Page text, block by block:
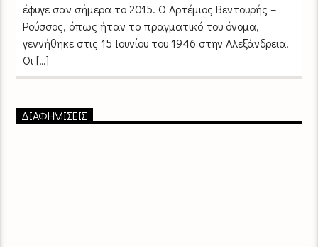
έφυγε σαν σήμερα το 2015. Ο Αρτέμιος Βεντουρής –
Ρούσσος, όπως ήταν το πραγματικό του όνομα,
γεννήθηκε στις 15 Ιουνίου του 1946 στην Αλεξάνδρεια.
Οι […]
ΔΙΑΦΗΜΙΣΕΙΣ